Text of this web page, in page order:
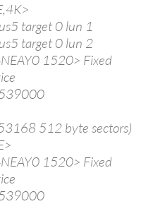
target 0 lun 1
target 0 lun 2
1520> Fixed
512 byte sectors)
1520> Fixed